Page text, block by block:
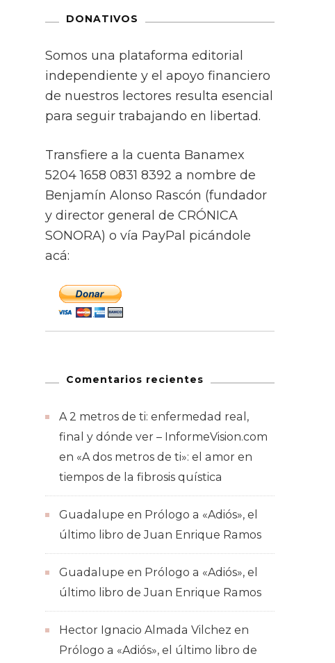
DONATIVOS
Somos una plataforma editorial
independiente y el apoyo financiero
de nuestros lectores resulta esencial
para seguir trabajando en libertad.
Transfiere a la cuenta Banamex
5204 1658 0831 8392 a nombre de
Benjamín Alonso Rascón (fundador
y director general de CRÓNICA
SONORA) o vía PayPal picándole
acá:
Comentarios recientes
A 2 metros de ti: enfermedad real,
final y dónde ver – InformeVision.com
en «A dos metros de ti»: el amor en
tiempos de la fibrosis quística
Guadalupe en Prólogo a «Adiós», el
último libro de Juan Enrique Ramos
Guadalupe en Prólogo a «Adiós», el
último libro de Juan Enrique Ramos
Hector Ignacio Almada Vilchez en
Prólogo a «Adiós», el último libro de